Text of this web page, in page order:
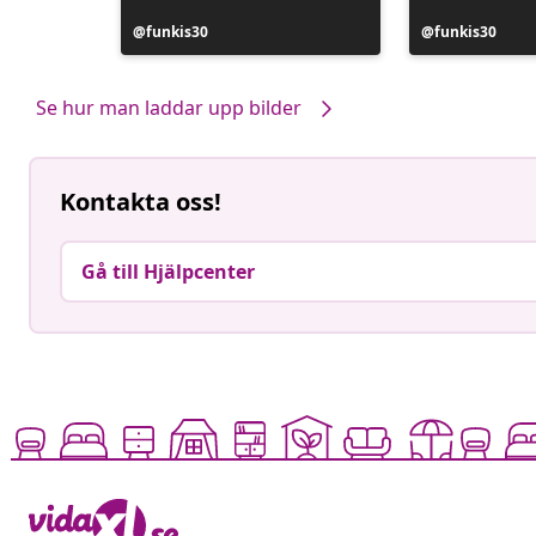
Inlägg
publicerat
funkis30
Inlägg
publicerat
funkis30
Se hur man laddar upp bilder
Kontakta oss!
Gå till Hjälpcenter